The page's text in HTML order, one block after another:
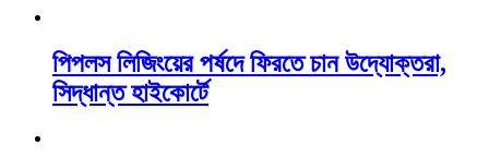
পিপলস লিজিংয়ের পর্ষদে ফিরতে চান উদ্যোক্তরা,
সিদ্ধান্ত হাইকোর্টে